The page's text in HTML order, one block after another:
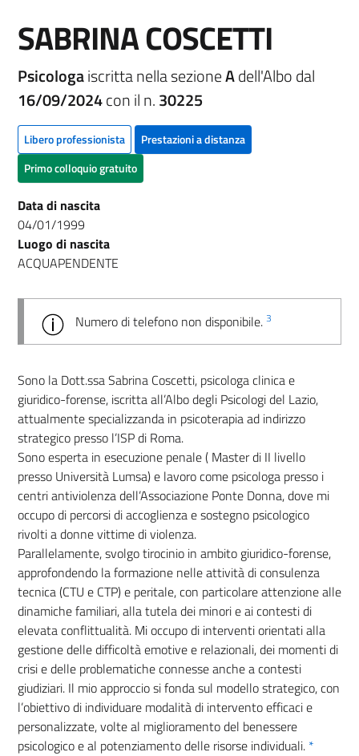
SABRINA COSCETTI
Psicologaiscritta nella sezioneAdell'Albo dal
16/09/2024con il n.30225
Libero professionista
Prestazioni a distanza
Primo colloquio gratuito
Data di nascita
04/01/1999
Luogo di nascita
ACQUAPENDENTE
Numero di telefono non disponibile. 3
Sono la Dott.ssa Sabrina Coscetti, psicologa clinica e
giuridico-forense, iscritta all’Albo degli Psicologi del Lazio,
attualmente specializzanda in psicoterapia ad indirizzo
strategico presso l’ISP di Roma.
Sono esperta in esecuzione penale ( Master di II livello
presso Università Lumsa) e lavoro come psicologa presso i
centri antiviolenza dell’Associazione Ponte Donna, dove mi
occupo di percorsi di accoglienza e sostegno psicologico
rivolti a donne vittime di violenza.
Parallelamente, svolgo tirocinio in ambito giuridico-forense,
approfondendo la formazione nelle attività di consulenza
tecnica (CTU e CTP) e peritale, con particolare attenzione alle
dinamiche familiari, alla tutela dei minori e ai contesti di
elevata conflittualità. Mi occupo di interventi orientati alla
gestione delle difficoltà emotive e relazionali, dei momenti di
crisi e delle problematiche connesse anche a contesti
giudiziari. Il mio approccio si fonda sul modello strategico, con
l’obiettivo di individuare modalità di intervento efficaci e
personalizzate, volte al miglioramento del benessere
psicologico e al potenziamento delle risorse individuali. *